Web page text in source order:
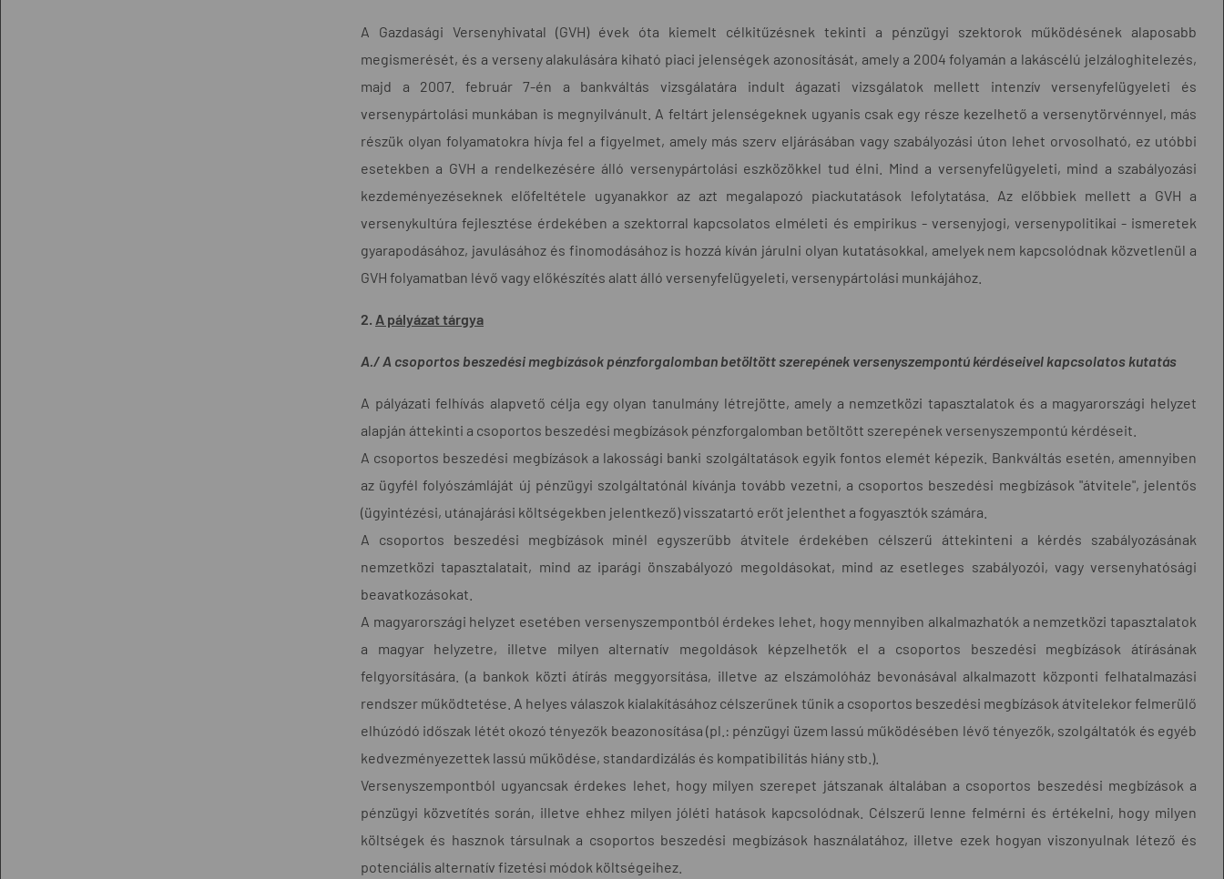
A Gazdasági Versenyhivatal (GVH) évek óta kiemelt célkitűzésnek tekinti a pénzügyi szektorok működésének alaposabb
megismerését, és a verseny alakulására kiható piaci jelenségek azonosítását, amely a 2004 folyamán a lakáscélú jelzáloghitelezés,
majd a 2007. február 7-én a bankváltás vizsgálatára indult ágazati vizsgálatok mellett intenzív versenyfelügyeleti és
versenypártolási munkában is megnyilvánult. A feltárt jelenségeknek ugyanis csak egy része kezelhető a versenytörvénnyel, más
részük olyan folyamatokra hívja fel a figyelmet, amely más szerv eljárásában vagy szabályozási úton lehet orvosolható, ez utóbbi
esetekben a GVH a rendelkezésére álló versenypártolási eszközökkel tud élni. Mind a versenyfelügyeleti, mind a szabályozási
kezdeményezéseknek előfeltétele ugyanakkor az azt megalapozó piackutatások lefolytatása. Az előbbiek mellett a GVH a
versenykultúra fejlesztése érdekében a szektorral kapcsolatos elméleti és empirikus - versenyjogi, versenypolitikai - ismeretek
gyarapodásához, javulásához és finomodásához is hozzá kíván járulni olyan kutatásokkal, amelyek nem kapcsolódnak közvetlenül a
GVH folyamatban lévő vagy előkészítés alatt álló versenyfelügyeleti, versenypártolási munkájához.
2. A pályázat tárgya
A./ A csoportos beszedési megbízások pénzforgalomban betöltött szerepének versenyszempontú kérdéseivel kapcsolatos kutatás
A pályázati felhívás alapvető célja egy olyan tanulmány létrejötte, amely a nemzetközi tapasztalatok és a magyarországi helyzet
alapján áttekinti a csoportos beszedési megbízások pénzforgalomban betöltött szerepének versenyszempontú kérdéseit.
A csoportos beszedési megbízások a lakossági banki szolgáltatások egyik fontos elemét képezik. Bankváltás esetén, amennyiben
az ügyfél folyószámláját új pénzügyi szolgáltatónál kívánja tovább vezetni, a csoportos beszedési megbízások "átvitele", jelentős
(ügyintézési, utánajárási költségekben jelentkező) visszatartó erőt jelenthet a fogyasztók számára.
A csoportos beszedési megbízások minél egyszerűbb átvitele érdekében célszerű áttekinteni a kérdés szabályozásának
nemzetközi tapasztalatait, mind az iparági önszabályozó megoldásokat, mind az esetleges szabályozói, vagy versenyhatósági
beavatkozásokat.
A magyarországi helyzet esetében versenyszempontból érdekes lehet, hogy mennyiben alkalmazhatók a nemzetközi tapasztalatok
a magyar helyzetre, illetve milyen alternatív megoldások képzelhetők el a csoportos beszedési megbízások átírásának
felgyorsítására. (a bankok közti átírás meggyorsítása, illetve az elszámolóház bevonásával alkalmazott központi felhatalmazási
rendszer működtetése. A helyes válaszok kialakításához célszerűnek tűnik a csoportos beszedési megbízások átvitelekor felmerülő
elhúzódó időszak létét okozó tényezők beazonosítása (pl.: pénzügyi üzem lassú működésében lévő tényezők, szolgáltatók és egyéb
kedvezményezettek lassú működése, standardizálás és kompatibilitás hiány stb.).
Versenyszempontból ugyancsak érdekes lehet, hogy milyen szerepet játszanak általában a csoportos beszedési megbízások a
pénzügyi közvetítés során, illetve ehhez milyen jóléti hatások kapcsolódnak. Célszerű lenne felmérni és értékelni, hogy milyen
költségek és hasznok társulnak a csoportos beszedési megbízások használatához, illetve ezek hogyan viszonyulnak létező és
potenciális alternatív fizetési módok költségeihez.